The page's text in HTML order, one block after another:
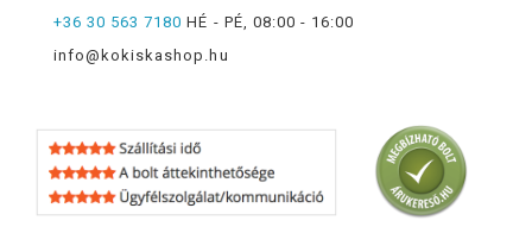
+36 30 563 7180 HÉ - PÉ, 08:00 - 16:00
info@kokiskashop.hu